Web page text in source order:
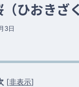
（ひおきざ
3日
[非表示]